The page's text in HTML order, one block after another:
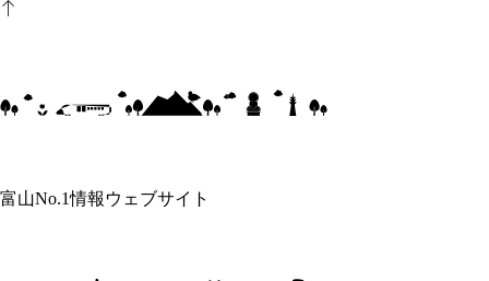
富山No.1情報ウェブサイト